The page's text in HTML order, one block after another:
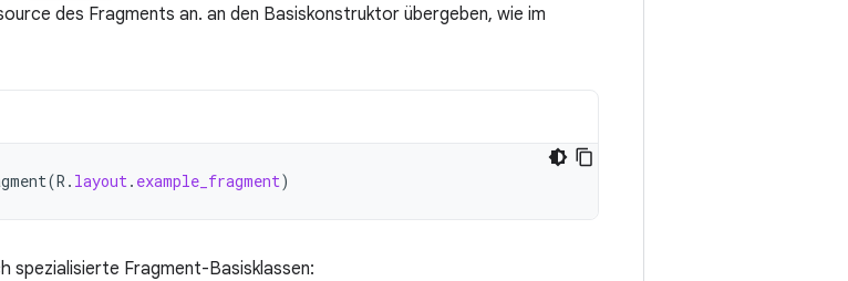
des Fragments an. an den Basiskonstruktor übergeben, wie im
(R . layout. example_fragment)
spezialisierte Fragment-Basisklassen: